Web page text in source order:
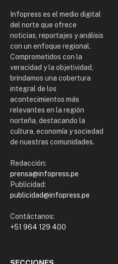
Infopress es el medio digital
del norte que ofrece
noticias, reportajes y análisis
con un enfoque regional.
Comprometidos con la
veracidad y la objetividad,
brindamos una cobertura
integral de los
acontecimientos más
relevantes en la región
norteña, destacando la
cultura, economía y sociedad
de nuestras comunidades.
Redacción:
prensa@infopress.pe
Publicidad:
publicidad@infopress.pe
Contáctanos:
+51 964 129 400